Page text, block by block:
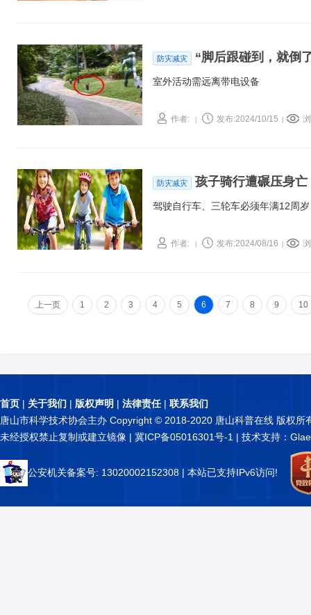
防灾减灾 “脚后跟碰到，就倒
室外活动需远离带电设备
作者: 发布:2024/10/15
防灾减灾 孩子骑行遭碾压身
驾驶自行车、三轮车必须年满12周
作者: 发布:2024/08/16
上一页 1 2 3 4 5 6 7 8 9 10
首页 | 关于我们 | 版权声明 | 法律责任| 联系我们
唐山市科学技术协会主办 Copyright © 2018-2020 唐山科普在线 版权所
未经授权禁止复制或建立镜像 | 冀ICP备05016301号-1 | 技术支持：
公安机关备案号: 13020002152308 | 本站已支持IPv6访问!